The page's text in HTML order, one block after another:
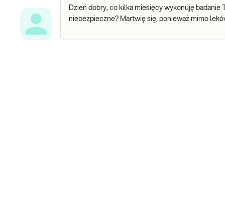
Dzień dobry, co kilka miesięcy wykonuję
niebezpieczne? Martwię się, ponieważ mimo